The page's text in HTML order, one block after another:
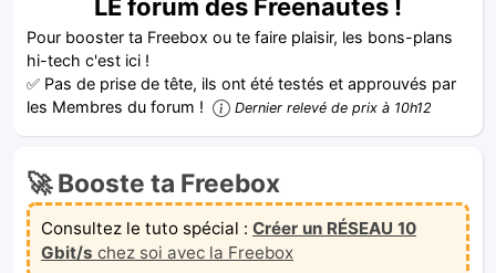
LE forum des Freenautes !
Pour booster ta Freebox ou te faire plaisir, les bons-plans
hi-tech c'est ici !
✅ Pas de prise de tête, ils ont été testés et approuvés par
les Membres du forum !
Dernier relevé de prix à 10h12
🚀 Booste ta Freebox
Consultez le tuto spécial : Créer un RÉSEAU 10
Gbit/s chez soi avec la Freebox